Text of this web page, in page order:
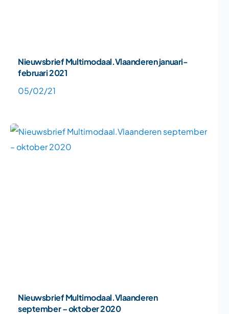
Nieuwsbrief Multimodaal.Vlaanderen januari-
februari 2021
05/02/21
Nieuwsbrief Multimodaal.Vlaanderen
september – oktober 2020